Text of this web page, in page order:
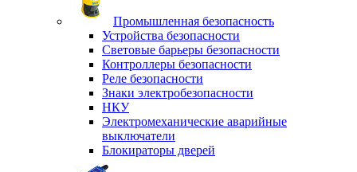
Промышленная безопасность
Устройства безопасности
Световые барьеры безопасности
Контроллеры безопасности
Реле безопасности
Знаки электробезопасности
НКУ
Электромеханические аварийные
выключатели
Блокираторы дверей